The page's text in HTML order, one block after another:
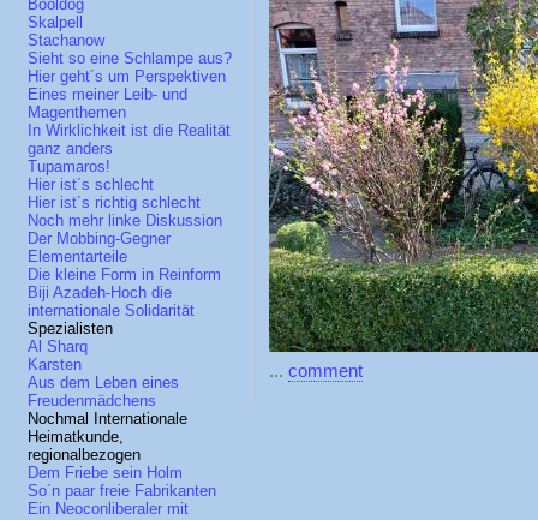
Booldog
Skalpell
Stachanow
Sieht so eine Schlampe aus?
Hier geht´s um Perspektiven
Eines meiner Leib- und
Magenthemen
In Wirklichkeit ist die Realität
ganz anders
Tupamaros!
Hier ist´s schlecht
Hier ist´s richtig schlecht
Noch mehr linke Diskussion
Der Mobbing-Gegner
Elementarteile
Die kleine Form in Reinform
Biji Azadeh-Hoch die
internationale Solidarität
Spezialisten
Al Sharq
Karsten
Aus dem Leben eines
Freudenmädchens
Nochmal Internationale
Heimatkunde,
regionalbezogen
Dem Friebe sein Holm
So´n paar freie Fabrikanten
Ein Neoconliberaler mit
... comment